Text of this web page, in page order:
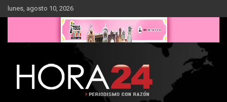
Saltar
al
lunes, agosto 10, 2026